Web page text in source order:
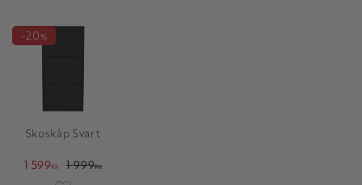
Skoskåp Svart
1 599KR 1 999KR
20%